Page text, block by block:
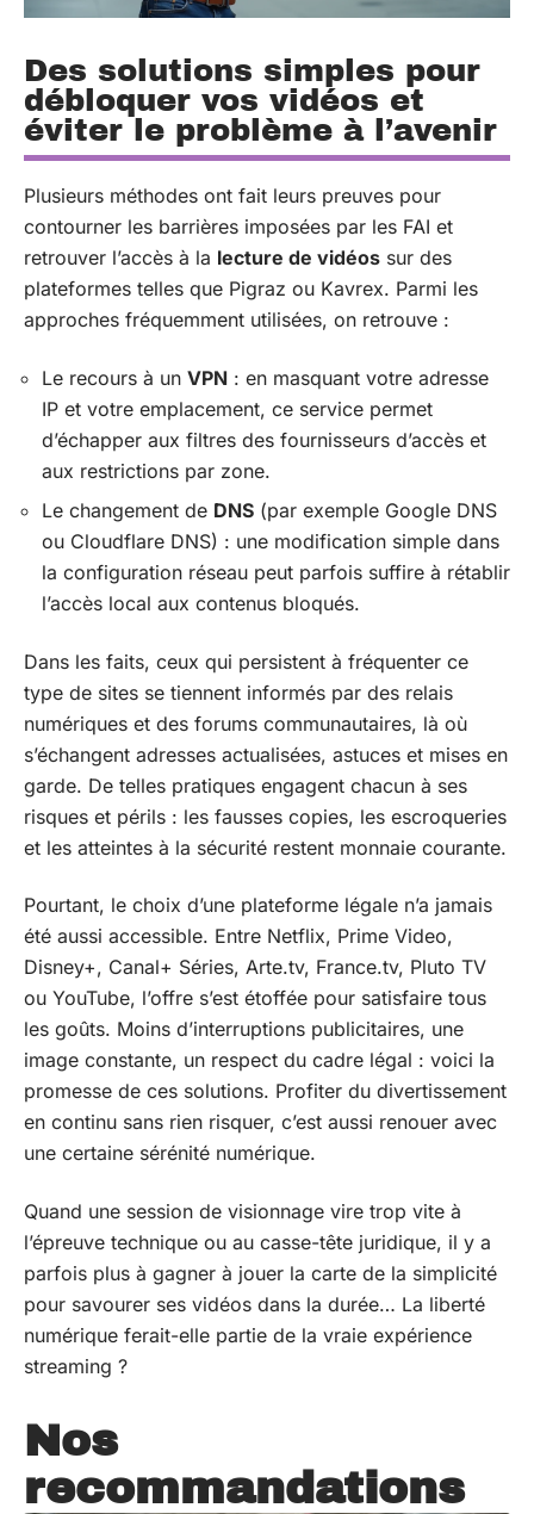
Des solutions simples pour
débloquer vos vidéos et
éviter le problème à l’avenir
Plusieurs méthodes ont fait leurs preuves pour
contourner les barrières imposées par les FAI et
retrouver l’accès à la lecture de vidéos sur des
plateformes telles que Pigraz ou Kavrex. Parmi les
approches fréquemment utilisées, on retrouve :
Le recours à un VPN : en masquant votre adresse
IP et votre emplacement, ce service permet
d’échapper aux filtres des fournisseurs d’accès et
aux restrictions par zone.
Le changement de DNS (par exemple Google DNS
ou Cloudflare DNS) : une modification simple dans
la configuration réseau peut parfois suffire à rétablir
l’accès local aux contenus bloqués.
Dans les faits, ceux qui persistent à fréquenter ce
type de sites se tiennent informés par des relais
numériques et des forums communautaires, là où
s’échangent adresses actualisées, astuces et mises en
garde. De telles pratiques engagent chacun à ses
risques et périls : les fausses copies, les escroqueries
et les atteintes à la sécurité restent monnaie courante.
Pourtant, le choix d’une plateforme légale n’a jamais
été aussi accessible. Entre Netflix, Prime Video,
Disney+, Canal+ Séries, Arte.tv, France.tv, Pluto TV
ou YouTube, l’offre s’est étoffée pour satisfaire tous
les goûts. Moins d’interruptions publicitaires, une
image constante, un respect du cadre légal : voici la
promesse de ces solutions. Profiter du divertissement
en continu sans rien risquer, c’est aussi renouer avec
une certaine sérénité numérique.
Quand une session de visionnage vire trop vite à
l’épreuve technique ou au casse-tête juridique, il y a
parfois plus à gagner à jouer la carte de la simplicité
pour savourer ses vidéos dans la durée… La liberté
numérique ferait-elle partie de la vraie expérience
streaming ?
Nos
recommandations